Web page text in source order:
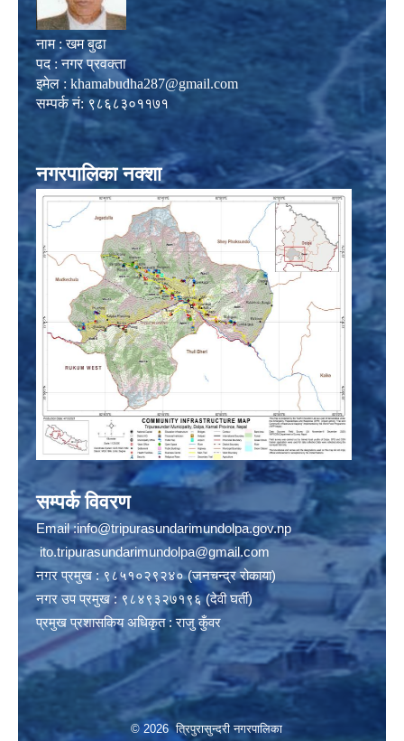
नाम : खम बुढा
पद : नगर प्रवक्ता
इमेल : khamabudha287@gmail.com
सम्पर्क नं: ९८६८३०११७१
नगरपालिका नक्शा
सम्पर्क विवरण
Email :info@tripurasundarimundolpa.gov.np
ito.tripurasundarimundolpa@gmail.com
नगर प्रमुख : ९८५१०२९२४० (जनचन्द्र रोकाया)
नगर उप प्रमुख : ९८४९३२७१९६ (देवी घर्ती)
प्रमुख प्रशासकिय अधिकृत : राजु कुँवर
© 2026 त्रिपुरासुन्दरी नगरपालिका